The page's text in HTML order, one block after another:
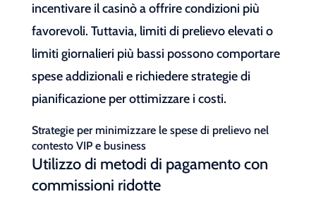
incentivare il casinò a offrire condizioni più
favorevoli. Tuttavia, limiti di prelievo elevati o
limiti giornalieri più bassi possono comportare
spese addizionali e richiedere strategie di
pianificazione per ottimizzare i costi.
Strategie per minimizzare le spese di prelievo nel
contesto VIP e business
Utilizzo di metodi di pagamento con
commissioni ridotte